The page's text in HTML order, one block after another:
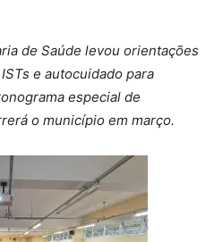
de Saúde levou orientações
e autocuidado para
especial de
o município em março.